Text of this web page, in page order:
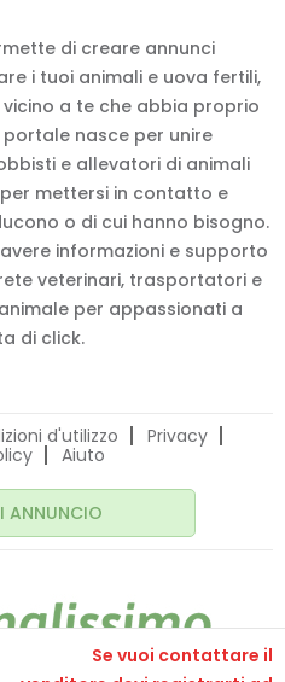
Se vuoi contattare il
di creare annunci
i tuoi animali e uova fertili,
a te che abbia proprio
nasce per unire
e allevatori di animali
mettersi in contatto e
o di cui hanno bisogno.
informazioni e supporto
veterinari, trasportatori e
per appassionati a
di click.
d'utilizzo
Privacy
Aiuto
ANNUNCIO